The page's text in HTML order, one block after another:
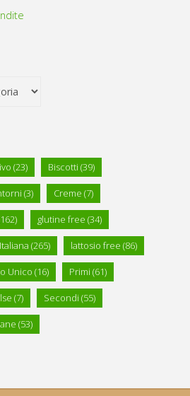
(23) Biscotti (39)
(3) Creme (7)
glutine free (34)
Italiana (265) lattosio free (86)
Unico (16) Primi (61)
(7) Secondi (55)
(53)